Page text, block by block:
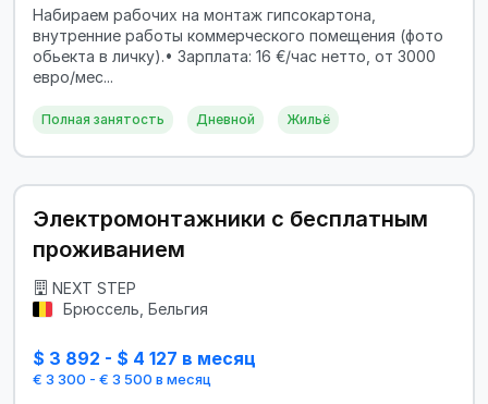
Набираем рабочих на монтаж гипсокартона,
внутренние работы коммерческого помещения (фото
обьекта в личку).• Зарплата: 16 €/час нетто, от 3000
евро/мес...
Полная занятость Дневной Жильё
Электромонтажники с бесплатным
проживанием
NEXT STEP
Брюссель, Бельгия
$ 3 892 - $ 4 127 в месяц
€ 3 300 - € 3 500 в месяц